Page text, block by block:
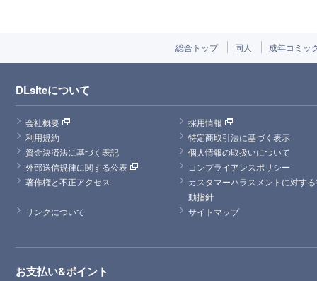
総合トップ 同人 成年コミッ
DLsiteについて
会社概要
採用情報
利用規約
特定商取引法に基づく表示
資金決済法に基づく表記
個人情報の取扱いについて
外部送信規律に関する公表
コンプライアンスポリシー
著作権と不正アクセス
カスタマーハラスメントに対す
動指針
リンクについて
サイトマップ
お支払い&ポイント